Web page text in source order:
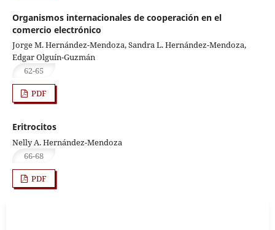
Organismos internacionales de cooperación en el
comercio electrónico
Jorge M. Hernández-Mendoza, Sandra L. Hernández-Mendoza,
Edgar Olguín-Guzmán
62-65
PDF
Eritrocitos
Nelly A. Hernández-Mendoza
66-68
PDF